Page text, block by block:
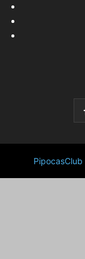
PipocasClub